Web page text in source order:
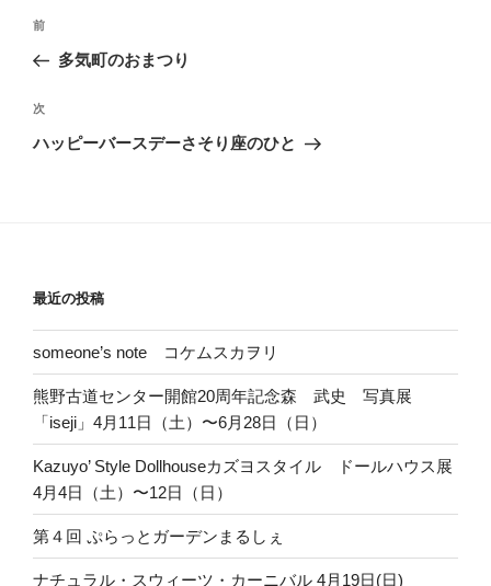
投
ナ
ビ
ゲ
前
の
稿
前
多気町のおまつり
次
の
次
ハッピーバースデーさそり座のひと
最近の投稿
someone’s note コケムスカヲリ
熊野古道センター開館20周年記念森 武史 写真展
「iseji」4月11日（土）〜6月28日（日）
Kazuyo’ Style Dollhouseカズヨスタイル ドールハウス展
4月4日（土）〜12日（日）
第４回 ぷらっとガーデンまるしぇ
ナチュラル・スウィーツ・カーニバル 4月19日(日)